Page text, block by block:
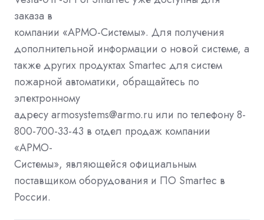
заказа в
компании «АРМО-Системы». Для получения
дополнительной информации о новой системе, а
также других продуктах Smartec для систем
пожарной автоматики, обращайтесь по
электронному
адресу armosystems@armo.ru или по телефону 8-
800-700-33-43 в отдел продаж компании
«АРМО-
Системы», являющейся официальным
поставщиком оборудования и ПО Smartec в
России.